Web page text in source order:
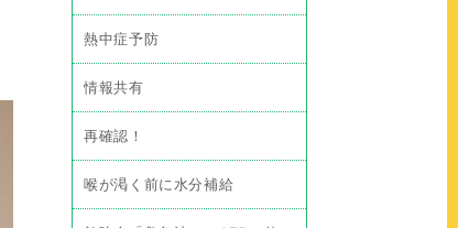
熱中症予防
情報共有
再確認！
喉が渇く前に水分補給